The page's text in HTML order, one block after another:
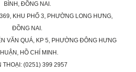
BÌNH, ĐỒNG NAI.
KHU PHỐ 3, PHƯỜNG LONG HƯNG,
ĐỒNG NAI.
VĂN QUÁ, KP 5, PHƯỜNG ĐÔNG HƯNG
HỒ CHÍ MINH.
THOẠI: (0251) 399 2957